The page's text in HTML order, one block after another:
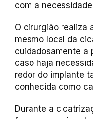
com a
O cirurgião realiza
mesmo local da
cuidadosamente a
caso haja
redor do implante
conhecida como
Durante a